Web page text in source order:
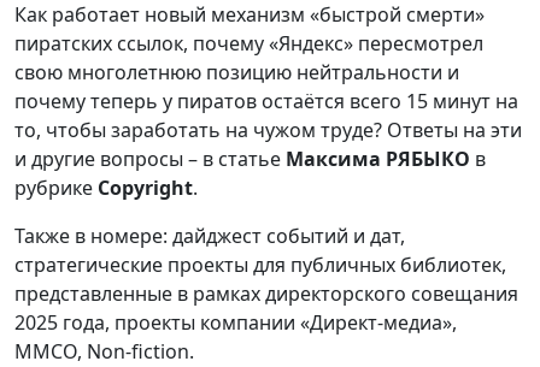
Как работает новый механизм «быстрой смерти»
пиратских ссылок, почему «Яндекс» пересмотрел
свою многолетнюю позицию нейтральности и
почему теперь у пиратов остаётся всего 15 минут на
то, чтобы заработать на чужом труде? Ответы на эти
и другие вопросы – в статье Максима РЯБЫКО в
рубрике Copyright.
Также в номере: дайджест событий и дат,
стратегические проекты для публичных библиотек,
представленные в рамках директорского совещания
2025 года, проекты компании «Директ-медиа»,
ММСО, Non-fiction.